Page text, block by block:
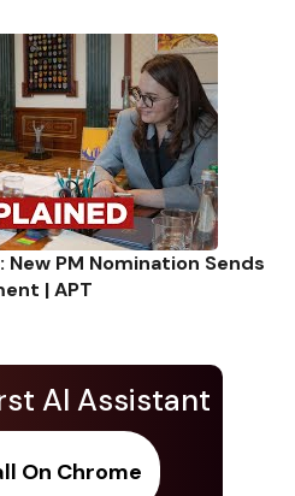
AI Assistant
On Chrome
New PM Nomination Sends
| APT